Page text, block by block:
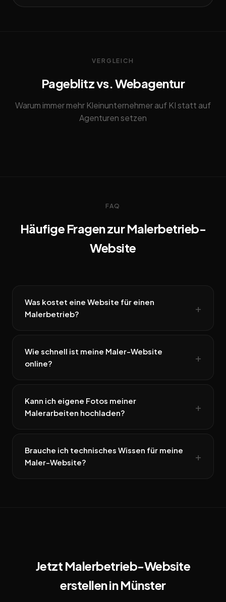
VERGLEICH
Pageblitz vs. Webagentur
Warum immer mehr Kleinunternehmer auf KI statt auf
Agenturen setzen
FAQ
Häufige Fragen zur Malerbetrieb-
Website
Was kostet eine Website für einen
Malerbetrieb?
Wie schnell ist meine Maler-Website
online?
Kann ich eigene Fotos meiner
Malerarbeiten hochladen?
Brauche ich technisches Wissen für meine
Maler-Website?
Jetzt Malerbetrieb-Website
erstellen in Münster